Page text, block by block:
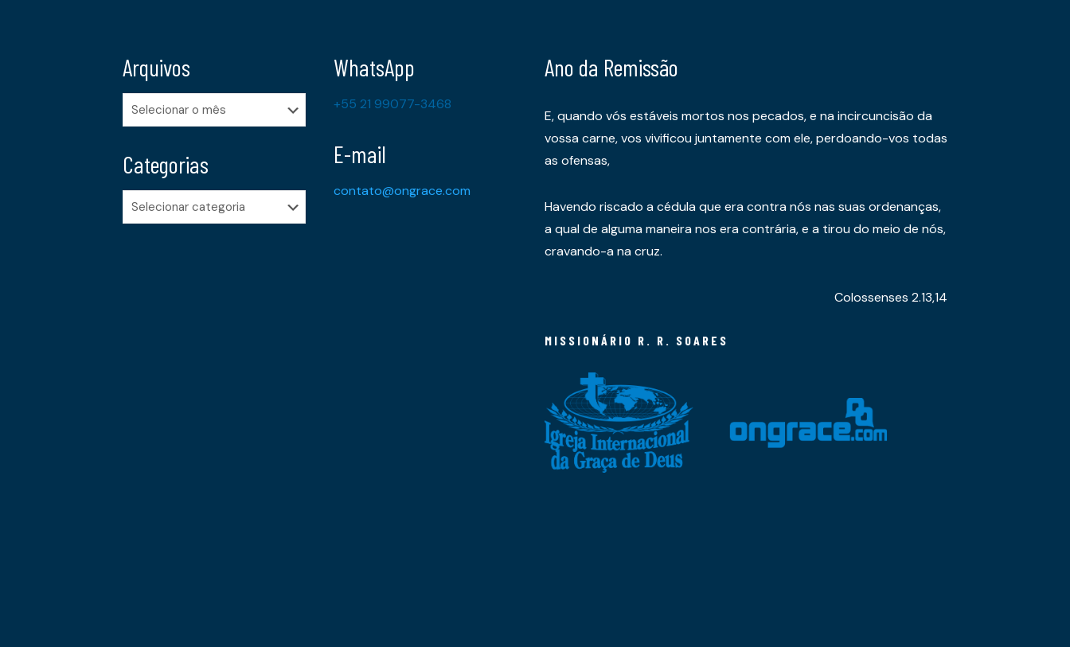
Arquivos
Arquivos
Categorias
Categorias
WhatsApp
+55 21 99077-3468
E-mail
contato@ongrace.com
Ano da Remissão
E, quando vós estáveis mortos nos pecados, e na incircuncisão da
vossa carne, vos vivificou juntamente com ele, perdoando-vos todas
as ofensas,
Havendo riscado a cédula que era contra nós nas suas ordenanças,
a qual de alguma maneira nos era contrária, e a tirou do meio de nós,
cravando-a na cruz.
Colossenses 2.13,14
MISSIONÁRIO R. R. SOARES